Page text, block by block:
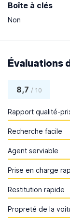
Boîte à clés
Non
Évaluations
8,7 / 10
Rapport qualité-
Recherche facile
Agent serviable
Prise en charge
Restitution rapide
Propreté de la